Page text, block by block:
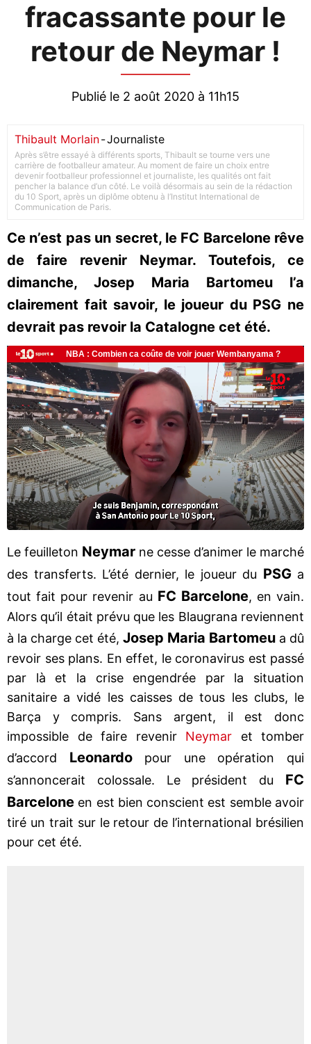
fracassante pour le
retour de Neymar !
Publié le 2 août 2020 à 11h15
Thibault Morlain-Journaliste
Après s’être essayé à différents sports, Thibault se tourne vers une
carrière de footballeur amateur. Au moment de faire un choix entre
devenir footballeur professionnel et journaliste, les qualités ont fait
pencher la balance d’un côté. Le voilà désormais au sein de la rédaction
du 10 Sport, après un diplôme obtenu à l’Institut International de
Communication de Paris.
Ce n’est pas un secret, le FC Barcelone rêve
de faire revenir Neymar. Toutefois, ce
dimanche, Josep Maria Bartomeu l’a
clairement fait savoir, le joueur du PSG ne
devrait pas revoir la Catalogne cet été.
Le feuilleton Neymar ne cesse d’animer le marché
des transferts. L’été dernier, le joueur du PSGa
tout fait pour revenir au FC Barcelone, en vain.
Alors qu’il était prévu que les Blaugrana reviennent
à la charge cet été, Josep Maria Bartomeu a dû
revoir ses plans. En effet, le coronavirus est passé
par là et la crise engendrée par la situation
sanitaire a vidé les caisses de tous les clubs, le
Barça y compris. Sans argent, il est donc
impossible de faire revenir Neymar et tomber
d’accord Leonardopour une opération qui
s’annoncerait colossale. Le président du FC
Barcelone en est bien conscient est semble avoir
tiré un trait sur le retour de l’international brésilien
pour cet été.